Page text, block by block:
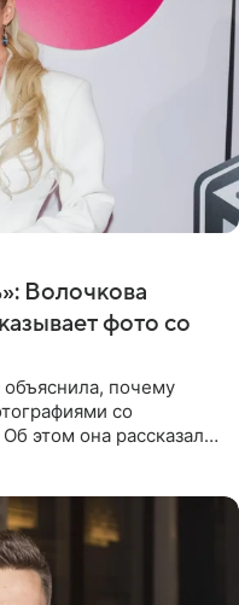
Волочкова
фото со
почему
со
этом она рассказала